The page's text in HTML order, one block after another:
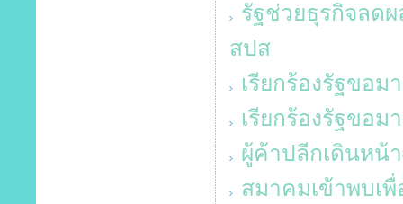
รัฐช่วยธุรกิจลด
สปส
เรียกร้องรัฐขอม
เรียกร้องรัฐขอม
ผู้ค้าปลีกเดินหน้
สมาคมเข้าพบเ